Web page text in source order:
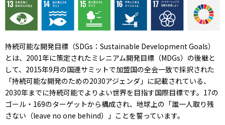
持続可能な開発目標（SDGs：Sustainable Development Goals）
とは、2001年に策定されたミレニアム開発目標（MDGs）の後継と
して、2015年9月の国連サミットで加盟国の全会一致で採択された
「持続可能な開発のための2030アジェンダ」に記載されている、
2030年までに持続可能でよりよい世界を目指す国際目標です。17の
ゴール・169のターゲットから構成され、地球上の「誰一人取り残
さない（leave no one behind）」ことを誓っています。